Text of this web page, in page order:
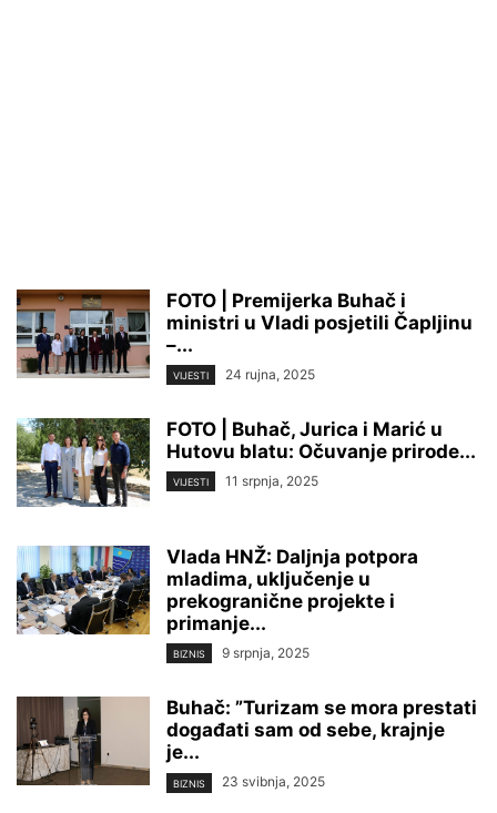
FOTO | Premijerka Buhač i
ministri u Vladi posjetili Čapljinu
–...
VIJESTI 24 rujna, 2025
FOTO | Buhač, Jurica i Marić u
Hutovu blatu: Očuvanje prirode...
VIJESTI 11 srpnja, 2025
Vlada HNŽ: Daljnja potpora
mladima, uključenje u
prekogranične projekte i
primanje...
BIZNIS 9 srpnja, 2025
Buhač: ”Turizam se mora prestati
događati sam od sebe, krajnje
je...
BIZNIS 23 svibnja, 2025